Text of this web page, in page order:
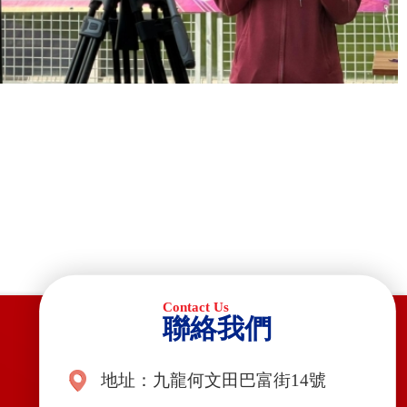
聯絡我們
地址：九龍何文田巴富街14號